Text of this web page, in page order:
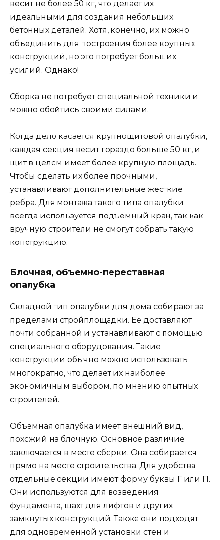
весит не более 50 кг, что делает их
идеальными для создания небольших
бетонных деталей. Хотя, конечно, их можно
объединить для построения более крупных
конструкций, но это потребует больших
усилий. Однако!
Сборка не потребует специальной техники и
можно обойтись своими силами.
Когда дело касается крупнощитовой опалубки,
каждая секция весит гораздо больше 50 кг, и
щит в целом имеет более крупную площадь.
Чтобы сделать их более прочными,
устанавливают дополнительные жесткие
ребра. Для монтажа такого типа опалубки
всегда используется подъемный кран, так как
вручную строители не смогут собрать такую
конструкцию.
Блочная, объемно-переставная
опалубка
Складной тип опалубки для дома собирают за
пределами стройплощадки. Ее доставляют
почти собранной и устанавливают с помощью
специального оборудования. Такие
конструкции обычно можно использовать
многократно, что делает их наиболее
экономичным выбором, по мнению опытных
строителей.
Объемная опалубка имеет внешний вид,
похожий на блочную. Основное различие
заключается в месте сборки. Она собирается
прямо на месте строительства. Для удобства
отдельные секции имеют форму буквы Г или П.
Они используются для возведения
фундамента, шахт для лифтов и других
замкнутых конструкций. Также они подходят
для одновременной установки стен и